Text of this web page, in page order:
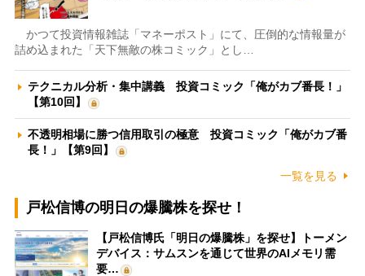
かつて投資情報雑誌「マネーポスト」にて、圧倒的な情報量が
詰め込まれた「天下無敵の株コミック」とし…
テクニカル分析・集中講義 投資コミック「俺がカブ番長！」
【第10回】
不透明相場に勝つ信用取引の極意 投資コミック「俺がカブ番
長！」【第9回】
一覧を見る
戸松信博の明日の爆騰株を探せ！
【戸松信博氏「明日の爆騰株」を探せ】トーメン
デバイス：サムスンを通じて世界のAIメモリ需
要…